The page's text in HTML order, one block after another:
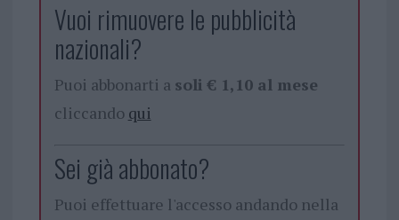
Vuoi rimuovere le pubblicità
nazionali?
Puoi abbonarti a soli € 1,10 al mese
cliccando qui
Sei già abbonato?
Puoi effettuare l'accesso andando nella